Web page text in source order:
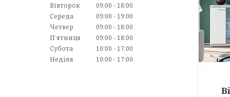
Вівторок
09:00
18:00
Середа
09:00
19:00
Четвер
09:00
18:00
Пʼятниця
09:00
18:00
Субота
10:00
17:00
Неділя
10:00 17:00